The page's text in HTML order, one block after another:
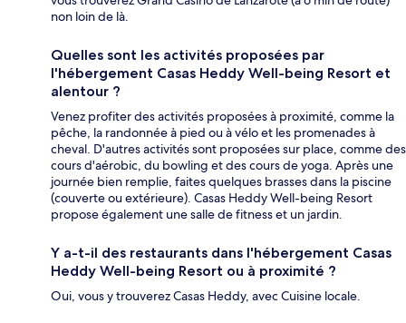
non loin de là.
Quelles sont les activités proposées par
l'hébergement Casas Heddy Well-being Resort et
alentour ?
Venez profiter des activités proposées à proximité, comme la
pêche, la randonnée à pied ou à vélo et les promenades à
cheval. D'autres activités sont proposées sur place, comme des
cours d'aérobic, du bowling et des cours de yoga. Après une
journée bien remplie, faites quelques brasses dans la piscine
(couverte ou extérieure). Casas Heddy Well-being Resort
propose également une salle de fitness et un jardin.
Y a-t-il des restaurants dans l'hébergement Casas
Heddy Well-being Resort ou à proximité ?
Oui, vous y trouverez Casas Heddy, avec Cuisine locale.